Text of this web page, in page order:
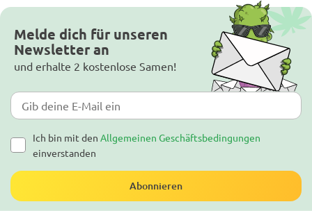
Melde dich für unseren
Newsletter an
und erhalte 2 kostenlose Samen!
Ich bin mit den Allgemeinen Geschäftsbedingungen
einverstanden
Abonnieren